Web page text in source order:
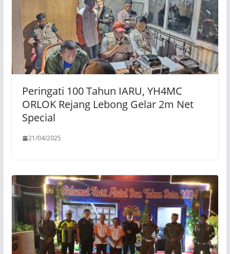
Peringati 100 Tahun IARU, YH4MC
ORLOK Rejang Lebong Gelar 2m Net
Special
21/04/2025